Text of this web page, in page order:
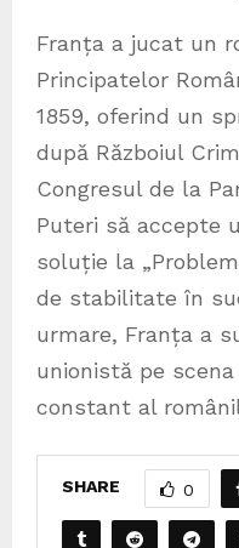
Franța a jucat un
Principatelor
1859, oferind un
după Războiul
Congresul de la
Puteri să accepte
soluție la
de stabilitate în
urmare, Franța a
unionistă pe
constant al
SHARE 0